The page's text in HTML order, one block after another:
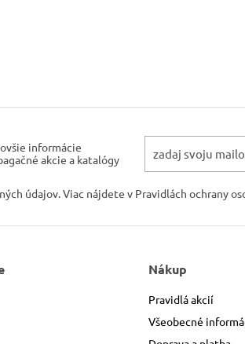
informácie
akcie a katalógy
údajov. Viac nájdete v Pravidlách ochrany
Nákup
Pravidlá akcií
Všeobecné